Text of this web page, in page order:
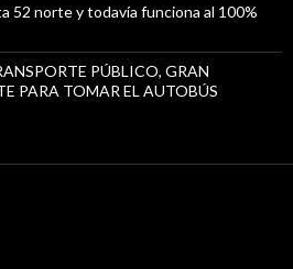
52 norte y todavía funciona al 100%
PÚBLICO, GRAN
PARA TOMAR EL AUTOBÚS